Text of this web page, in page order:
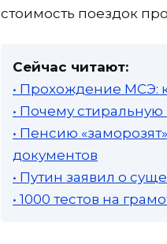
стоимость поездок
Сейчас читают:
• Прохождение МСЭ:
• Почему
• Пенсию
документов
• Путин заявил о
• 1000 тестов на